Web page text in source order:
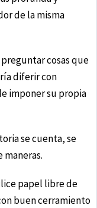
de la misma
cosas que
diferir con
imponer su propia
se cuenta, se
maneras.
papel libre de
buen cerramiento